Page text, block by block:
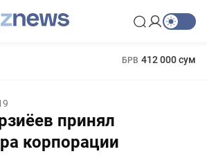
БРВ 412 000 сум
принял
корпорации